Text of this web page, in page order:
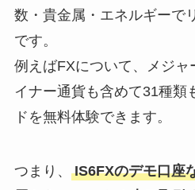
数・貴金属・エネルギーで
です。
例えばFXについて、メジャ
イナー通貨も含めて31種類
ドを無料体験できます。
つまり、
IS6FXのデモ口座